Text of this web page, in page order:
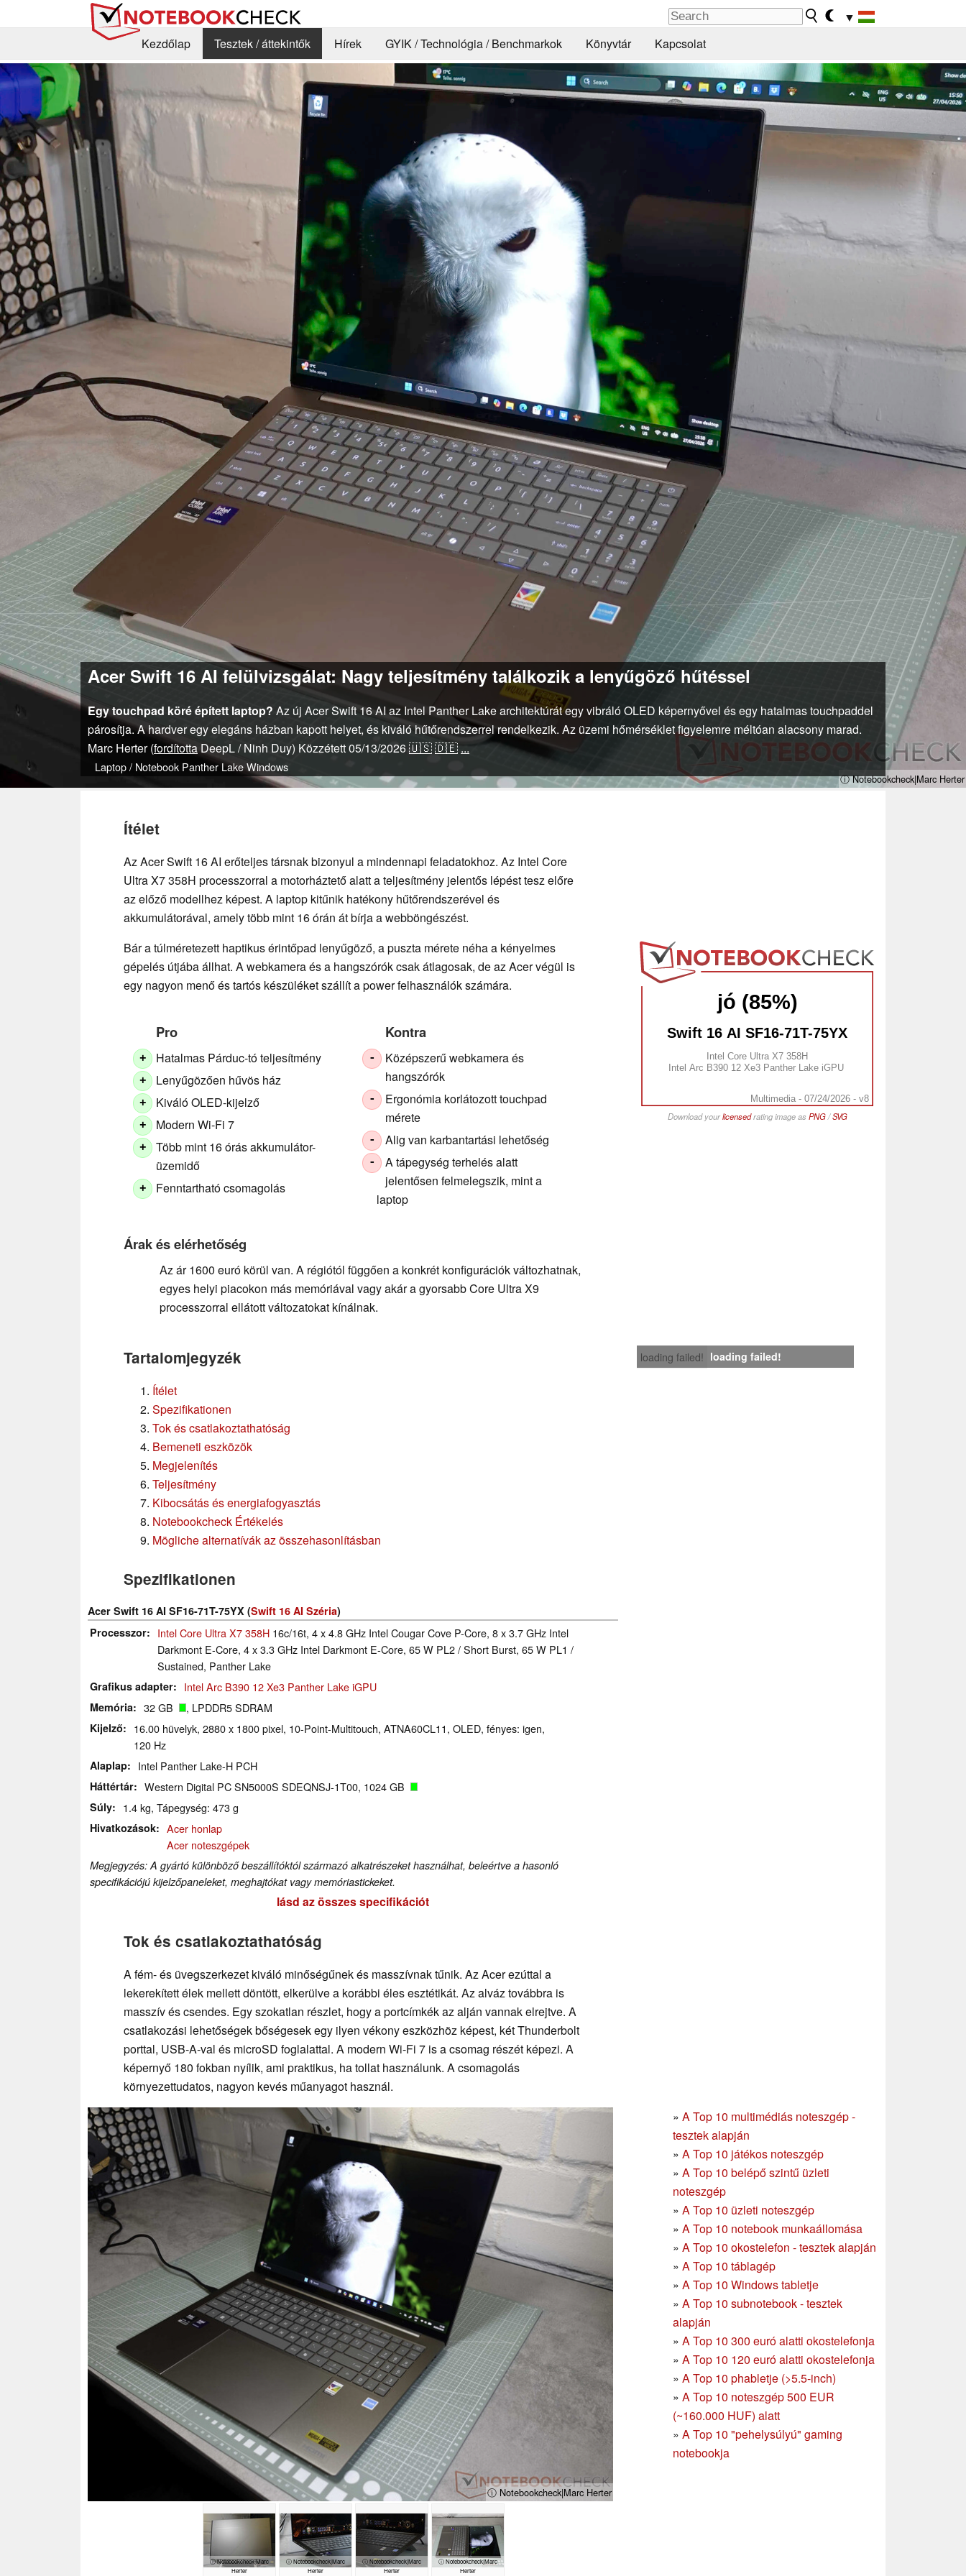
▼
Kezdőlap
Tesztek / áttekintők Hírek GYIK / Technológia / Benchmarkok Könyvtár Kapcsolat
ⓘ Notebookcheck|Marc Herter
Acer Swift 16 AI felülvizsgálat: Nagy teljesítmény találkozik a lenyűgöző hűtéssel
Egy touchpad köré épített laptop? Az új Acer Swift 16 AI az Intel Panther Lake architektúrát egy vibráló OLED képernyővel és egy hatalmas touchpaddel
párosítja. A hardver egy elegáns házban kapott helyet, és kiváló hűtőrendszerrel rendelkezik. Az üzemi hőmérséklet figyelemre méltóan alacsony marad.
Marc Herter (fordította DeepL / Ninh Duy) Közzétett05/13/2026🇺🇸🇩🇪 ...
Laptop / Notebook Panther LakeWindows
Ítélet
Az Acer Swift 16 AI erőteljes társnak bizonyul a mindennapi feladatokhoz. Az Intel Core
Ultra X7 358H processzorral a motorháztető alatt a teljesítmény jelentős lépést tesz előre
az előző modellhez képest. A laptop kitűnik hatékony hűtőrendszerével és
akkumulátorával, amely több mint 16 órán át bírja a webböngészést.
jó (85%)
Swift 16 AI SF16-71T-75YX
Intel Core Ultra X7 358H
Intel Arc B390 12 Xe3 Panther Lake iGPU
Multimedia - 07/24/2026 - v8
Download yourlicensedrating image as PNG/SVG
Bár a túlméretezett haptikus érintőpad lenyűgöző, a puszta mérete néha a kényelmes
gépelés útjába állhat. A webkamera és a hangszórók csak átlagosak, de az Acer végül is
egy nagyon menő és tartós készüléket szállít a power felhasználók számára.
Pro
+ Hatalmas Párduc-tó teljesítmény
+ Lenyűgözően hűvös ház
+ Kiváló OLED-kijelző
+ Modern Wi-Fi 7
+
Több mint 16 órás akkumulátor-
üzemidő
+ Fenntartható csomagolás
Kontra
-
Középszerű webkamera és
hangszórók
-
Ergonómia korlátozott touchpad
mérete
- Alig van karbantartási lehetőség
-
A tápegység terhelés alatt
jelentősen felmelegszik, mint a
laptop
Árak és elérhetőség
Az ár 1600 euró körül van. A régiótól függően a konkrét konfigurációk változhatnak,
egyes helyi piacokon más memóriával vagy akár a gyorsabb Core Ultra X9
processzorral ellátott változatokat kínálnak.
loading failed! loading failed!
Tartalomjegyzék
Ítélet
Spezifikationen
Tok és csatlakoztathatóság
Bemeneti eszközök
Megjelenítés
Teljesítmény
Kibocsátás és energiafogyasztás
Notebookcheck Értékelés
Mögliche alternatívák az összehasonlításban
Spezifikationen
Acer Swift 16 AI SF16-71T-75YX (Swift 16 AI Széria)
Processzor
Intel Core Ultra X7 358H 16c/16t, 4 x 4.8 GHz Intel Cougar Cove P-Core, 8 x 3.7 GHz Intel
Darkmont E-Core, 4 x 3.3 GHz Intel Darkmont E-Core, 65 W PL2 / Short Burst, 65 W PL1 /
Sustained, Panther Lake
Grafikus adapter Intel Arc B390 12 Xe3 Panther Lake iGPU
Memória 32 GB , LPDDR5 SDRAM
Kijelző
16.00 hüvelyk, 2880 x 1800 pixel, 10-Point-Multitouch, ATNA60CL11, OLED, fényes: igen,
120 Hz
Alaplap Intel Panther Lake-H PCH
Háttértár Western Digital PC SN5000S SDEQNSJ-1T00, 1024 GB
Súly 1.4 kg, Tápegység: 473 g
Hivatkozások
Acer honlap
Acer noteszgépek
Megjegyzés: A gyártó különböző beszállítóktól származó alkatrészeket használhat, beleértve a hasonló
specifikációjú kijelzőpaneleket, meghajtókat vagy memóriastickeket.
lásd az összes specifikációt
Tok és csatlakoztathatóság
A fém- és üvegszerkezet kiváló minőségűnek és masszívnak tűnik. Az Acer ezúttal a
lekerekített élek mellett döntött, elkerülve a korábbi éles esztétikát. Az alváz továbbra is
masszív és csendes. Egy szokatlan részlet, hogy a portcímkék az alján vannak elrejtve. A
csatlakozási lehetőségek bőségesek egy ilyen vékony eszközhöz képest, két Thunderbolt
porttal, USB-A-val és microSD foglalattal. A modern Wi-Fi 7 is a csomag részét képezi. A
képernyő 180 fokban nyílik, ami praktikus, ha tollat használunk. A csomagolás
környezettudatos, nagyon kevés műanyagot használ.
» A Top 10 multimédiás noteszgép -
tesztek alapján
» A Top 10 játékos noteszgép
» A Top 10 belépő szintű üzleti
noteszgép
» A Top 10 üzleti noteszgép
» A Top 10 notebook munkaállomása
» A Top 10 okostelefon - tesztek alapján
» A Top 10 táblagép
» A Top 10 Windows tabletje
» A Top 10 subnotebook - tesztek
alapján
» A Top 10 300 euró alatti okostelefonja
» A Top 10 120 euró alatti okostelefonja
» A Top 10 phabletje (>5.5-inch)
» A Top 10 noteszgép 500 EUR
(~160.000 HUF) alatt
» A Top 10 "pehelysúlyú" gaming
notebookja
ⓘ Notebookcheck|Marc Herter
ⓘ Notebookcheck|Marc
Herter
ⓘ Notebookcheck|Marc
Herter
ⓘ Notebookcheck|Marc
Herter
ⓘ Notebookcheck|Marc
Herter